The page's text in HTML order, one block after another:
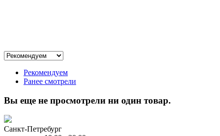
Рекомендуем
Ранее смотрели
Вы еще не просмотрели ни один товар.
Санкт-Петребург